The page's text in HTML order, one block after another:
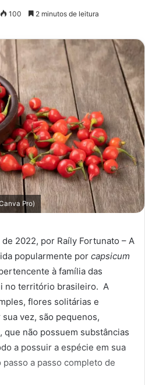
100 2 minutos de leitura
Pro)
2022, por Raíly Fortunato – A
popularmente por capsicum
à família das
no território brasileiro. A
flores solitárias e
vez, são pequenos,
que não possuem substâncias
a possuir a espécie em sua
a passo completo de